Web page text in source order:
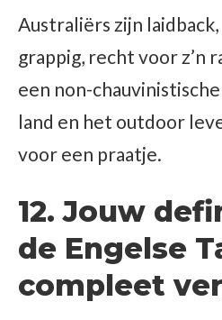
Australiërs zijn laidback,
grappig, recht voor z’n
een non-
land en het outdoor
voor een praatje.
12. Jouw
de Engelse
compleet